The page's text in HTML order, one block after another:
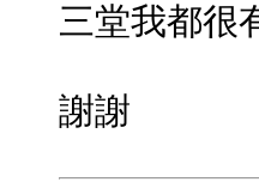
三堂我都很
謝謝